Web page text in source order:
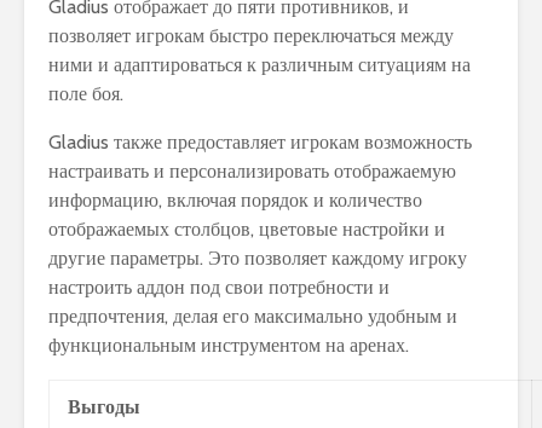
Gladius отображает до пяти противников, и
позволяет игрокам быстро переключаться между
ними и адаптироваться к различным ситуациям на
поле боя.
Gladius также предоставляет игрокам возможность
настраивать и персонализировать отображаемую
информацию, включая порядок и количество
отображаемых столбцов, цветовые настройки и
другие параметры. Это позволяет каждому игроку
настроить аддон под свои потребности и
предпочтения, делая его максимально удобным и
функциональным инструментом на аренах.
Выгоды